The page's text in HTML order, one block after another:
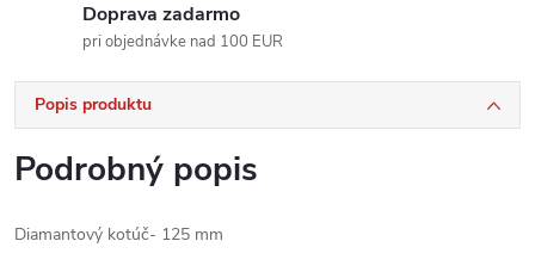
Doprava zadarmo
pri objednávke nad 100 EUR
Popis produktu
Podrobný popis
Diamantový kotúč- 125 mm